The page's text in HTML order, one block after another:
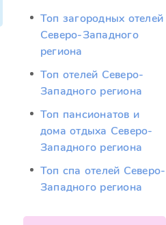
Топ загородных отелей
Северо-Западного
региона
Топ отелей Северо-
Западного региона
Топ пансионатов и
дома отдыха Северо-
Западного региона
Топ спа отелей Северо-
Западного региона